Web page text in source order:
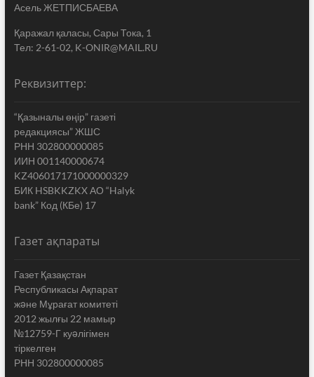
Асель ЖЕТПИСБАЕВА
Қаражал қаласы, Сары Тока, 1
Тел: 2-61-02, K-ONIR@MAIL.RU
Реквизиттер:
“Қазыналы өңір” газеті
редакциясы” ЖШС
РНН 302800000085
ИИН 001140000674
KZ406017171000000329
БИК HSBKKZKX АО “Halyk
bank” Код (КБе) 17
Газет ақпараты
Газет Қазақстан
Республикасы Ақпарат
жəне Мұрағат комитеті
2012 жылғы 22 мамыр
№12759-Г куəлігімен
тіркелген
РНН 302800000085